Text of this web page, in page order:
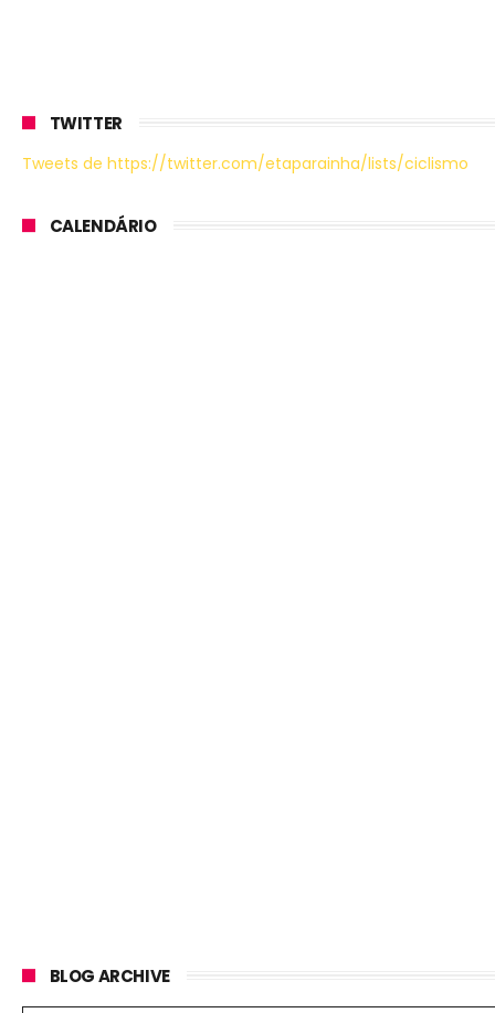
TWITTER
Tweets de https://twitter.com/etaparainha/lists/ciclismo
CALENDÁRIO
BLOG ARCHIVE